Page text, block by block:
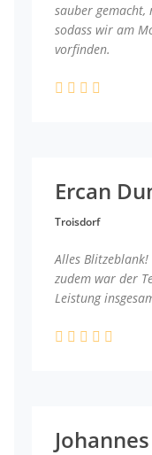
sauber gemacht,
sodass wir am
vorfinden.
Ercan
Troisdorf
Alles
zudem war der
Leistung